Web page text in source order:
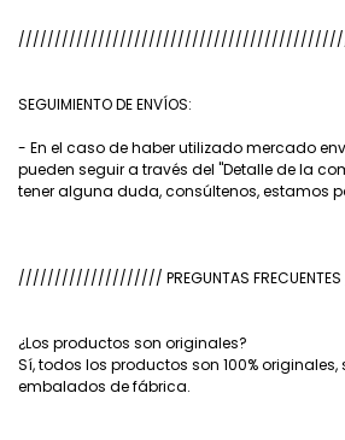
SEGUIMIENTO DE ENVÍOS:
- En el caso de haber utilizado mercado
pueden seguir a través del "Detalle de la
tener alguna duda, consúltenos, estamos
//////////////////// PREGUNTAS
¿Los productos son originales?
Sí, todos los productos son 100%
embalados de fábrica.